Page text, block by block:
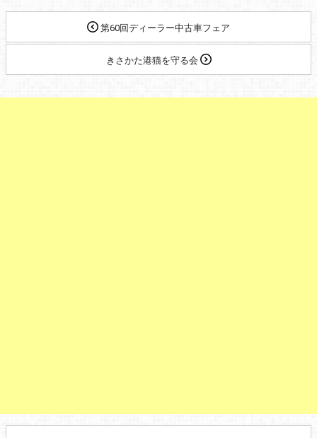
第60回ディーラー中古車フェア
きさかた港猫を守る会